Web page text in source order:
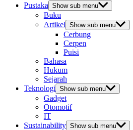
Pustaka Show sub menu
Buku
Artikel Show sub menu
Cerbung
Cerpen
Puisi
Bahasa
Hukum
Sejarah
Teknologi Show sub menu
Gadget
Otomotif
IT
Sustainability Show sub menu